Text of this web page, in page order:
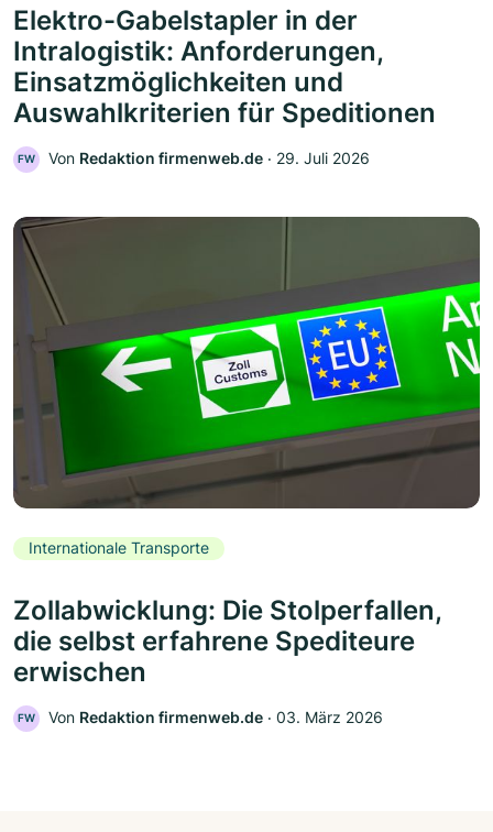
Elektro-Gabelstapler in der
Intralogistik: Anforderungen,
Einsatzmöglichkeiten und
Auswahlkriterien für Speditionen
FW Von Redaktion firmenweb.de ‧ 29. Juli 2026
Internationale Transporte
Zollabwicklung: Die Stolperfallen,
die selbst erfahrene Spediteure
erwischen
FW Von Redaktion firmenweb.de ‧ 03. März 2026